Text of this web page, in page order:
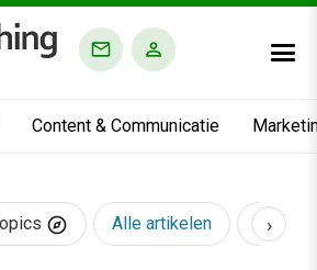
Content & Communicatie
Alle artikelen AI &
›